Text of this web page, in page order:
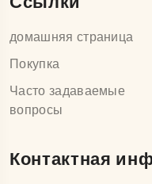
домашняя страница
Покупка
Часто задаваемые
вопросы
Контактная